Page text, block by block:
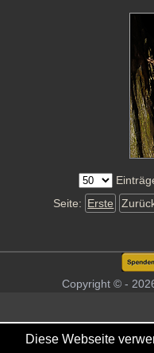
Seite: Erste
Copyright © -
Diese Webseite